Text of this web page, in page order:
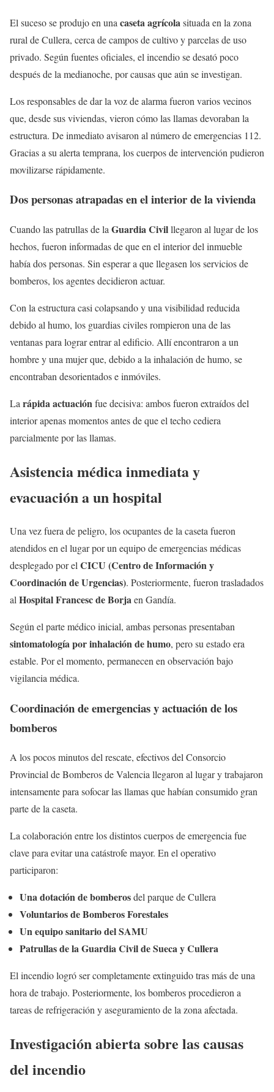
El suceso se produjo en una caseta agrícola situada en la zona
rural de Cullera, cerca de campos de cultivo y parcelas de uso
privado. Según fuentes oficiales, el incendio se desató poco
después de la medianoche, por causas que aún se investigan.
Los responsables de dar la voz de alarma fueron varios vecinos
que, desde sus viviendas, vieron cómo las llamas devoraban la
estructura. De inmediato avisaron al número de emergencias 112.
Gracias a su alerta temprana, los cuerpos de intervención pudieron
movilizarse rápidamente.
Dos personas atrapadas en el interior de la vivienda
Cuando las patrullas de la Guardia Civilllegaron al lugar de los
hechos, fueron informadas de que en el interior del inmueble
había dos personas. Sin esperar a que llegasen los servicios de
bomberos, los agentes decidieron actuar.
Con la estructura casi colapsando y una visibilidad reducida
debido al humo, los guardias civiles rompieron una de las
ventanas para lograr entrar al edificio. Allí encontraron a un
hombre y una mujer que, debido a la inhalación de humo, se
encontraban desorientados e inmóviles.
La rápida actuaciónfue decisiva: ambos fueron extraídos del
interior apenas momentos antes de que el techo cediera
parcialmente por las llamas.
Asistencia médica inmediata y
evacuación a un hospital
Una vez fuera de peligro, los ocupantes de la caseta fueron
atendidos en el lugar por un equipo de emergencias médicas
desplegado por el CICU (Centro de Información y
Coordinación de Urgencias). Posteriormente, fueron trasladados
al Hospital Francesc de Borjaen Gandía.
Según el parte médico inicial, ambas personas presentaban
sintomatología por inhalación de humo, pero su estado era
estable. Por el momento, permanecen en observación bajo
vigilancia médica.
Coordinación de emergencias y actuación de los
bomberos
A los pocos minutos del rescate, efectivos del Consorcio
Provincial de Bomberos de Valencia llegaron al lugar y trabajaron
intensamente para sofocar las llamas que habían consumido gran
parte de la caseta.
La colaboración entre los distintos cuerpos de emergencia fue
clave para evitar una catástrofe mayor. En el operativo
participaron:
Una dotación de bomberosdel parque de Cullera
Voluntarios de Bomberos Forestales
Un equipo sanitario del SAMU
Patrullas de la Guardia Civil de Sueca y Cullera
El incendio logró ser completamente extinguido tras más de una
hora de trabajo. Posteriormente, los bomberos procedieron a
tareas de refrigeración y aseguramiento de la zona afectada.
Investigación abierta sobre las causas
del incendio